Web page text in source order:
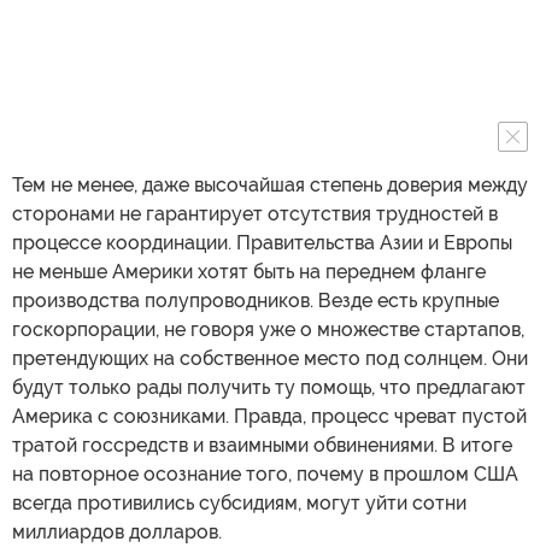
Тем не менее, даже высочайшая степень доверия между
сторонами не гарантирует отсутствия трудностей в
процессе координации. Правительства Азии и Европы
не меньше Америки хотят быть на переднем фланге
производства полупроводников. Везде есть крупные
госкорпорации, не говоря уже о множестве стартапов,
претендующих на собственное место под солнцем. Они
будут только рады получить ту помощь, что предлагают
Америка с союзниками. Правда, процесс чреват пустой
тратой госсредств и взаимными обвинениями. В итоге
на повторное осознание того, почему в прошлом США
всегда противились субсидиям, могут уйти сотни
миллиардов долларов.